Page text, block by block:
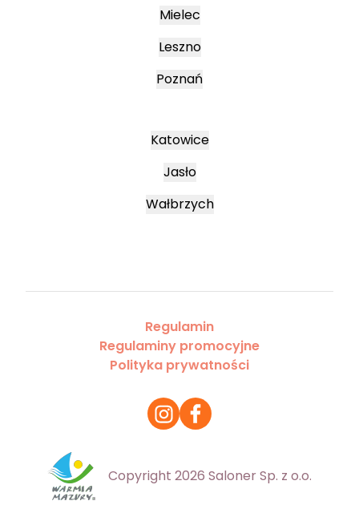
Mielec
Leszno
Poznań
Katowice
Jasło
Wałbrzych
Regulamin
Regulaminy promocyjne
Polityka prywatności
Copyright 2026 Saloner Sp. z o.o.